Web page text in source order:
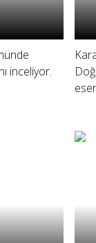
inceliyor.